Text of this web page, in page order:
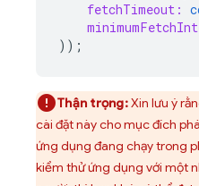
fetchTimeout:
));
Thận trọng:Xin lưu ý
cài đặt này cho mục đích
ứng dụng đang chạy trong
kiểm thử ứng dụng với một